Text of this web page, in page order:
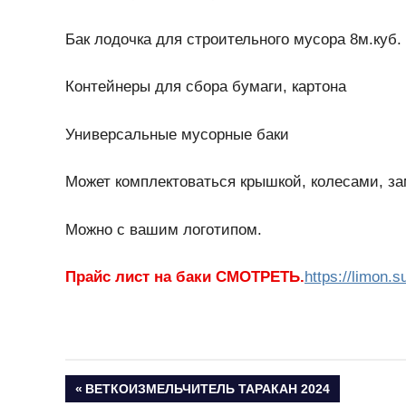
Бак лодочка для строительного мусора 8м.куб.
Контейнеры для сбора бумаги, картона
Универсальные мусорные баки
Может комплектоваться крышкой, колесами,
Можно с вашим логотипом.
Прайс лист на баки СМОТРЕТЬ.https://
Навигация
ПРЕДЫДУЩАЯ
ВЕТКОИЗМЕЛЬЧИТЕЛЬ ТАРАКАН 2024